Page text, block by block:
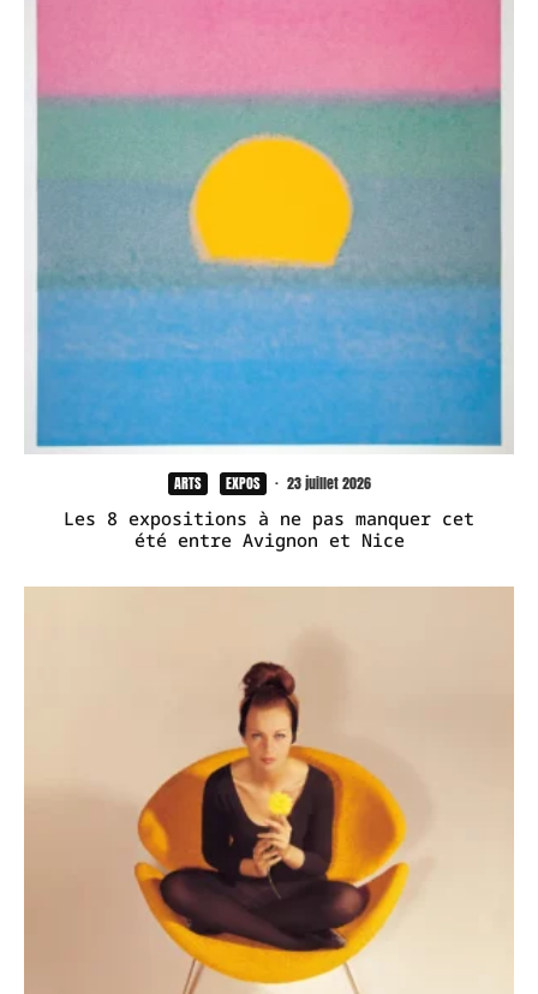
ARTS EXPOS · 23 juillet 2026
Les 8 expositions à ne pas manquer cet
été entre Avignon et Nice